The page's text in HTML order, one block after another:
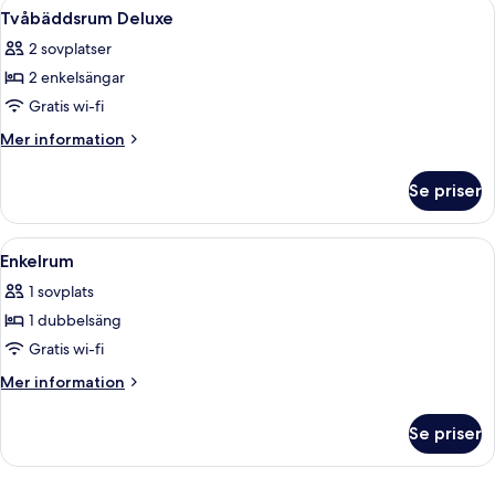
Öppna
alla
foton
för
Tvåbäddsrum
Deluxe
4
Tvåbäddsrum Deluxe
2 sovplatser
2 enkelsängar
Gratis wi-fi
Mer information
Mer
Deluxe
Se priser
Öppna
alla
foton
för
Enkelrum
Ett hotellrum med en säng, ett
4
Enkelrum
1 sovplats
1 dubbelsäng
Gratis wi-fi
Mer information
Mer
Se priser